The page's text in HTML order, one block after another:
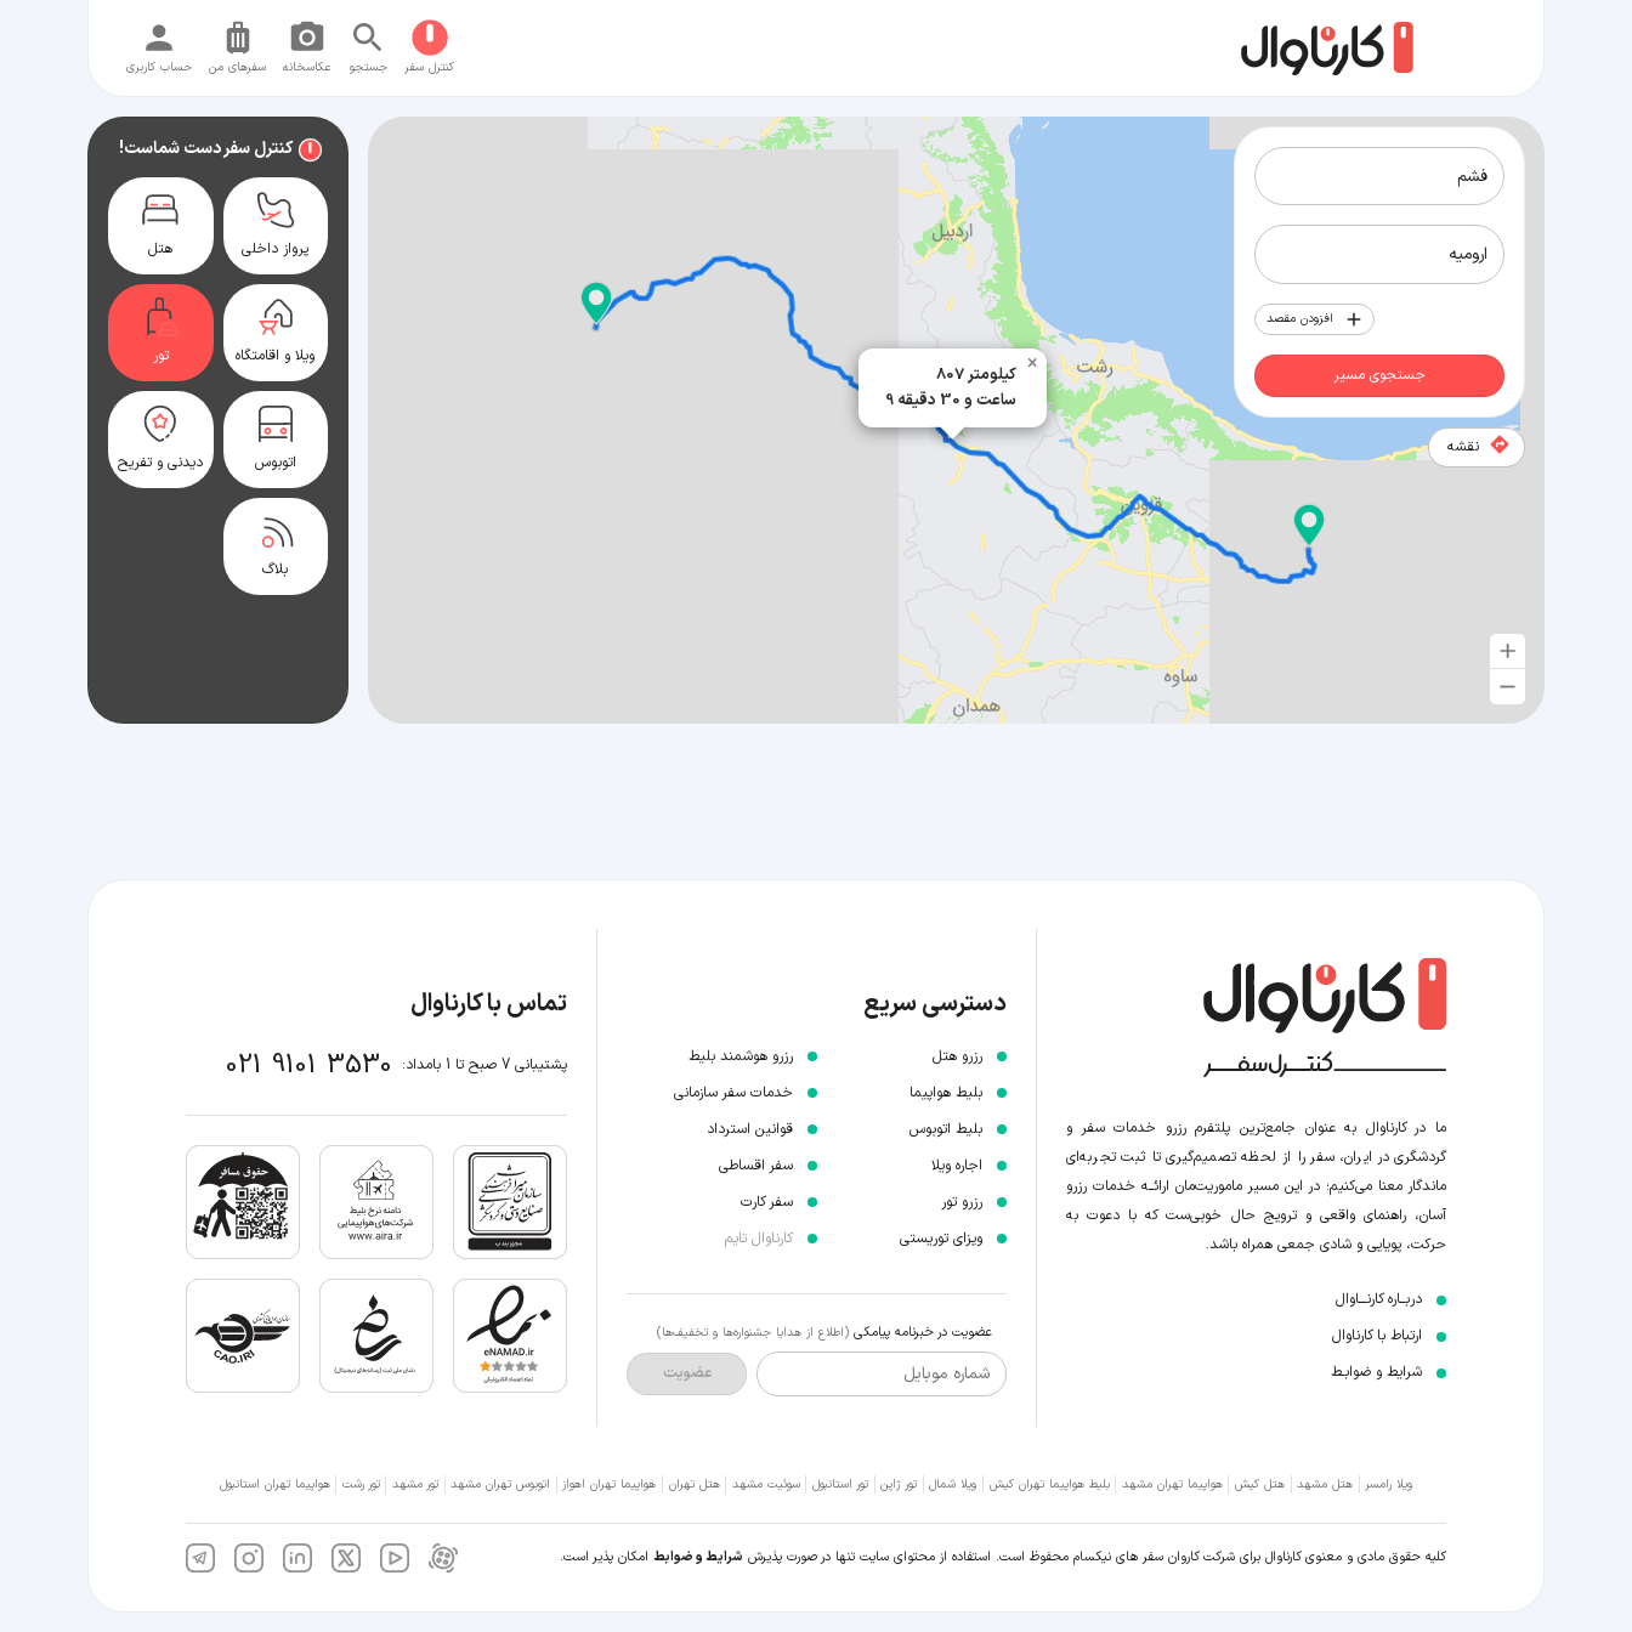
کنترل سفر جستجو عکاسخانه سفر‌های من حساب کاربری
807 کیلومتر
9 ساعت و 30 دقیقه
×
افزودن مقصد
جستجوی مسیر
نقشه
کنترل سفر دست شماست!
پرواز داخلی هتل
ویلا و اقامتگاه تور
اتوبوس دیدنی و تفریح
بلاگ
ما در کارناوال به عنوان جامع‌ترین پلتفرم رزرو خدمات سفر و
گردشگری در ایران، سفر را از لحظه‌ تصمیم‌گیری تا ثبت تجربه‌ای
ماندگار معنا می‌کنیم؛ در این مسیر‍ ماموریت‌مان اراﺋــﻪ خدمات رزرو
آسان، راهنمای واقعی و ترویج حال خوبی‌ست که با دعوت به
حرکت، پویایی و شادی جمعی همراه باشد.
دربــاره کارنـــاوال
ارتباط با کارناوال
شرایط و ضوابـط
دسترسی سریع
رزرو هتل
بلیط هواپیما
بلیط اتوبوس
اجاره ویلا
رزرو تور
ویزای توریستی
رزرو هوشمند بلیط
خدمات سفر سازمانی
قوانین استرداد
سفر اقساطی
سفر کارت
کارناوال تایم
عضویت در خبرنامه پیامکی (اطلاع از هدایا جشنواره‌ها و تخفیف‌ها)
شماره موبایل عضویت
تماس با کارناوال
پشتیبانی 7 صبح تا 1 بامداد: 021 9101 3530
ویلا رامسر هتل مشهد هتل کیش هواپیما تهران مشهد بلیط هواپیما تهران کیش ویلا شمال تور ژاپن تور استانبول سوئیت مشهد هتل تهران هواپیما تهران اهواز اتوبوس تهران مشهد تور مشهد تور رشت هواپیما تهران استانبول
کلیه حقوق مادی و معنوی کارناوال برای شرکت کاروان سفر های نیکسام محفوظ است. استفاده از محتوای سایت تنها در صورت پذیرش شرایط و ضوابط امکان پذیر است.